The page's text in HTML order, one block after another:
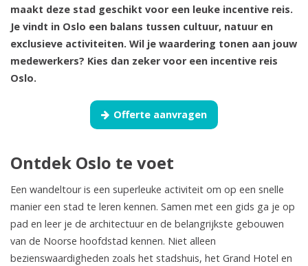
maakt deze stad geschikt voor een leuke incentive reis.
Je vindt in Oslo een balans tussen cultuur, natuur en
exclusieve activiteiten. Wil je waardering tonen aan jouw
medewerkers? Kies dan zeker voor een incentive reis
Oslo.
Offerte aanvragen
Ontdek Oslo te voet
Een wandeltour is een superleuke activiteit om op een snelle
manier een stad te leren kennen. Samen met een gids ga je op
pad en leer je de architectuur en de belangrijkste gebouwen
van de Noorse hoofdstad kennen. Niet alleen
bezienswaardigheden zoals het stadshuis, het Grand Hotel en